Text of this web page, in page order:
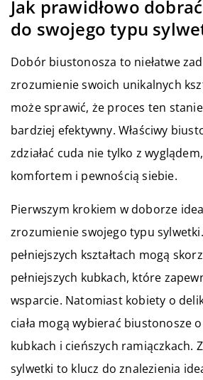
Jak prawidłowo
do swojego typu
Dobór biustonosza to niełatwe
zrozumienie swoich unikalnych
może sprawić, że proces ten
bardziej efektywny. Właściwy
zdziałać cuda nie tylko z
komfortem i pewnością siebie.
Pierwszym krokiem w doborze
zrozumienie swojego typu
pełniejszych kształtach mogą
pełniejszych kubkach, które
wsparcie. Natomiast kobiety o
ciała mogą wybierać biustonosze
kubkach i cieńszych ramiączkach.
sylwetki to klucz do znalezienia